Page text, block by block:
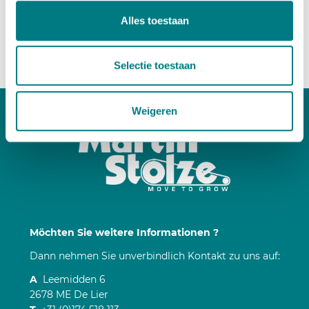
partners kunnen deze gegevens combineren met andere
informatie die u aan ze heeft verstrekt of die ze hebben
verzameld op basis van uw gebruik van hun services.
Alles toestaan
Selectie toestaan
Weigeren
+31 174 25 76 06
Möchten Sie weitere Informationen ?
Dann nehmen Sie unverbindlich Kontakt zu uns auf:
ALeemidden 6
2678 ME De Lier